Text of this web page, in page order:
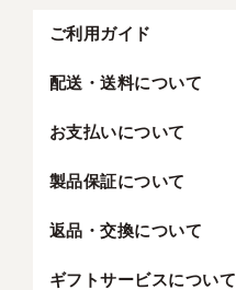
ご利用ガイド
配送・送料について
お支払いについて
製品保証について
返品・交換について
ギフトサービスについて